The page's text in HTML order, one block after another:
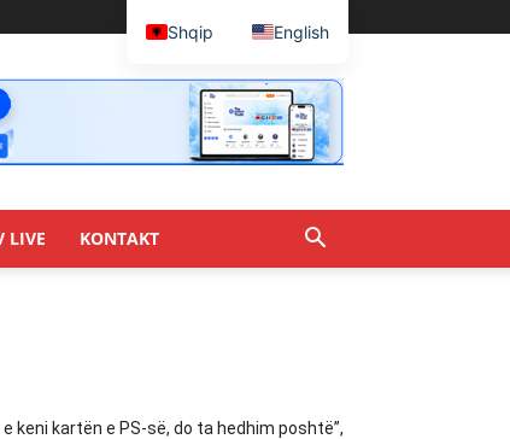
LIVE KONTAKT
e keni kartën e PS-së, do ta hedhim poshtë”,
Shqip English